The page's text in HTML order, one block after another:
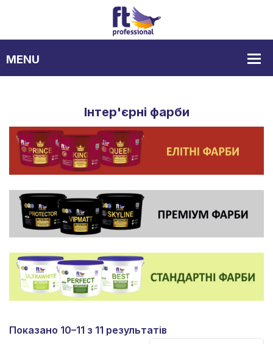
Інтер'єрні фарби
Показано 10–11 з 11 результатів